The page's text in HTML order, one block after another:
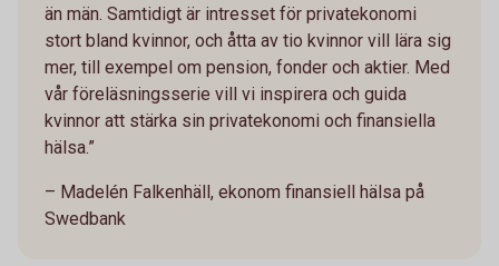
än män. Samtidigt är intresset för privatekonomi
stort bland kvinnor, och åtta av tio kvinnor vill lära sig
mer, till exempel om pension, fonder och aktier. Med
vår föreläsningsserie vill vi inspirera och guida
kvinnor att stärka sin privatekonomi och finansiella
hälsa.”
– Madelén Falkenhäll, ekonom finansiell hälsa på
Swedbank